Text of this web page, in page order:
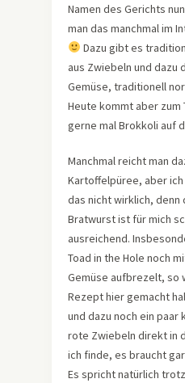
Namen des Gerichts
man das manchmal im
Dazu gibt es
aus Zwiebeln und dazu
Gemüse, traditionell
Heute kommt aber zum
gerne mal Brokkoli auf
Manchmal reicht man
Kartoffelpüree, aber
das nicht wirklich, denn
Bratwurst ist für mich
ausreichend.
Toad in the Hole noch
Gemüse aufbrezelt, so
Rezept hier gemacht
und dazu noch ein paar
rote Zwiebeln direkt in
ich finde, es braucht
Es spricht natürlich